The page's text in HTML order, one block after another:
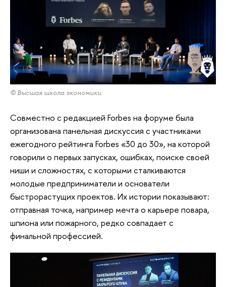
© Высшая школа экономики
Совместно с редакцией Forbes на форуме была
организована панельная дискуссия с участниками
ежегодного рейтинга Forbes «30 до 30», на которой
говорили о первых запусках, ошибках, поиске своей
ниши и сложностях, с которыми сталкиваются
молодые предприниматели и основатели
быстрорастущих проектов. Их истории показывают:
отправная точка, например мечта о карьере повара,
шпиона или пожарного, редко совпадает с
финальной профессией.